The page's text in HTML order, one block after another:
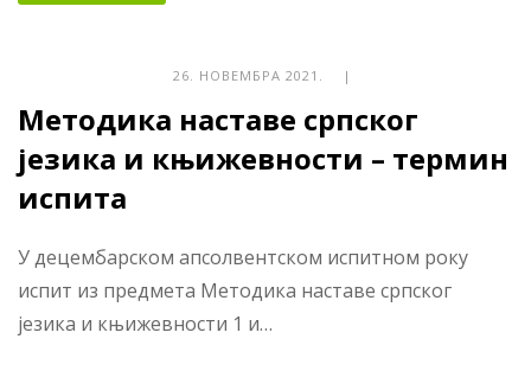
26. НОВЕМБРА 2021. |
Методика наставе српског
језика и књижевности – термин
испита
У децембарском апсолвентском испитном року
испит из предмета Методика наставе српског
језика и књижевности 1 и…